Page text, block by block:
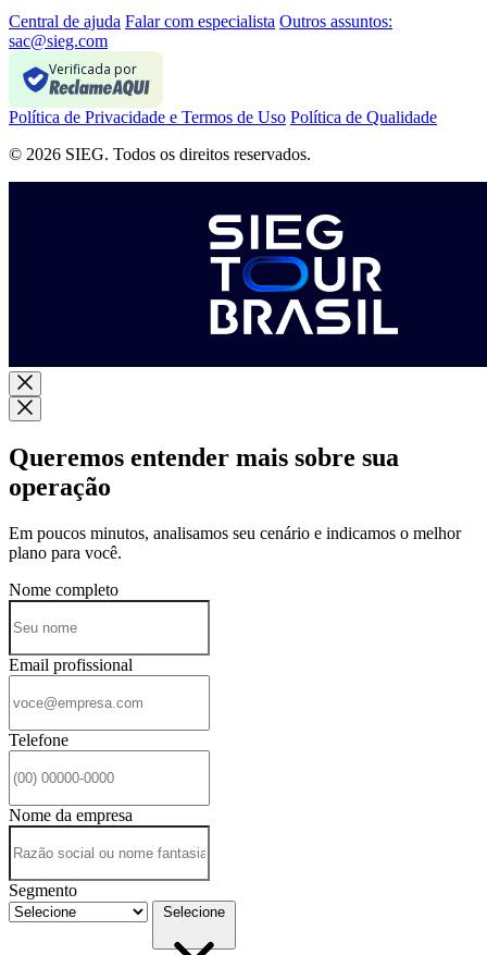
Central de ajuda Falar com especialista Outros assuntos:
sac@sieg.com
Verificada por
Política de Privacidade e Termos de Uso Política de Qualidade
© 2026 SIEG. Todos os direitos reservados.
Queremos entender mais sobre sua
operação
Em poucos minutos, analisamos seu cenário e indicamos o melhor
plano para você.
Nome completo
Email profissional
Telefone
Nome da empresa
Segmento
Selecione